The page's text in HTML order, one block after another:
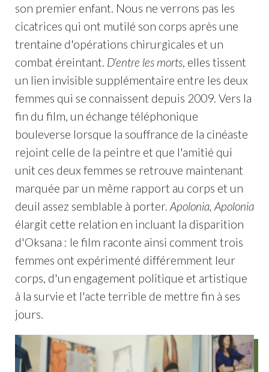
son premier enfant. Nous ne verrons pas les
cicatrices qui ont mutilé son corps après une
trentaine d'opérations chirurgicales et un
combat éreintant. D'entre les morts, elles tissent
un lien invisible supplémentaire entre les deux
femmes qui se connaissent depuis 2009. Vers la
fin du film, un échange téléphonique
bouleverse lorsque la souffrance de la cinéaste
rejoint celle de la peintre et que l'amitié qui
unit ces deux femmes se retrouve maintenant
marquée par un même rapport au corps et un
deuil assez semblable à porter. Apolonia, Apolonia
élargit cette relation en incluant la disparition
d'Oksana : le film raconte ainsi comment trois
femmes ont expérimenté différemment leur
corps, d'un engagement politique et artistique
à la survie et l'acte terrible de mettre fin à ses
jours.